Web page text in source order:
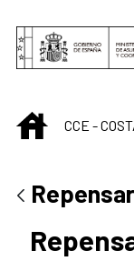
INICIO
CCE -